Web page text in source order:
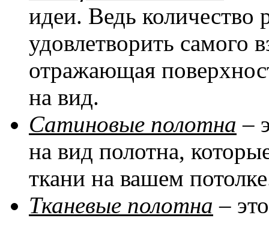
идеи. Ведь количество
удовлетворить самого
отражающая
на вид.
Сатиновые полотна –
на вид полотна,
ткани на вашем
Тканевые полотна –